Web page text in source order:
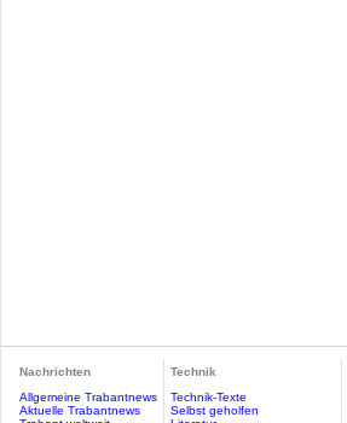
Nachrichten
Allgemeine Trabantnews
Aktuelle Trabantnews
Technik
Technik-Texte
Selbst geholfen